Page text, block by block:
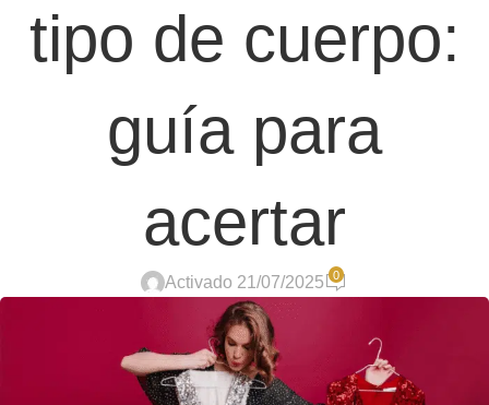
tipo de cuerpo:
guía para
acertar
Activado 21/07/2025 0